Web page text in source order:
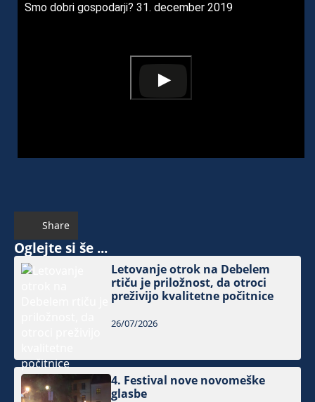
Smo dobri gospodarji? 31. december 2019
Share
Oglejte si še ...
Letovanje otrok na Debelem
rtiču je priložnost, da otroci
preživijo kvalitetne počitnice
26/07/2026
4. Festival nove novomeške
glasbe